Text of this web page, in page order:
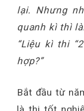
lại. Nhưng
quanh kì thì
“Liệu kì thi
hợp?”
Bắt đầu từ